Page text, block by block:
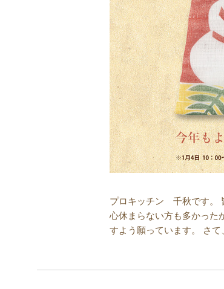
プロキッチン 千秋です。
心休まらない方も多かった
すよう願っています。 さ